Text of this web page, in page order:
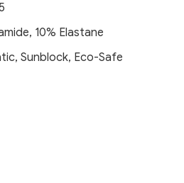
10% Elastane
Sunblock, Eco-Safe